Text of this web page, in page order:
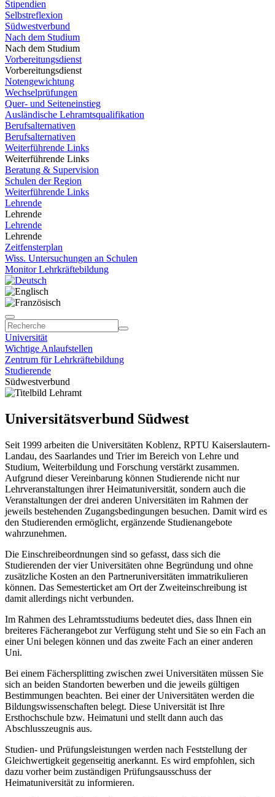
Stipendien
Selbstreflexion
Südwestverbund
Nach dem Studium
Nach dem Studium
Vorbereitungsdienst
Vorbereitungsdienst
Notengewichtung
Wechselprüfungen
Quer- und Seiteneinstieg
Ausländische Lehramtsqualifikation
Berufsalternativen
Berufsalternativen
Weiterführende Links
Weiterführende Links
Beratung & Supervision
Schulen der Region
Weiterführende Links
Lehrende
Lehrende
Lehrende
Lehrende
Zeitfensterplan
Wiss. Untersuchungen an Schulen
Monitor Lehrkräftebildung
Universität
Wichtige Anlaufstellen
Zentrum für Lehrkräftebildung
Studierende
Südwestverbund
Universitätsverbund Südwest
Seit 1999 arbeiten die Universitäten Koblenz, RPTU Kaiserslautern-
Landau, des Saarlandes und Trier im Bereich von Lehre und
Studium, Weiterbildung und Forschung verstärkt zusammen.
Aufgrund dieser Vereinbarung können Studierende nicht nur
Lehrveranstaltungen ihrer Heimatuniversität, sondern auch die
Veranstaltungen der drei anderen Universitäten im Rahmen der
jeweils bestehenden Zugangsbedingungen besuchen. Damit wird es
den Studierenden ermöglicht, ergänzende Studienangebote
wahrzunehmen.
Die Einschreibeordnungen sind so gefasst, dass sich die
Studierenden der vier Universitäten ohne Begründung und ohne
zusätzliche Kosten an den Partneruniversitäten immatrikulieren
können. Das Semesterticket am Ort der Zweiteinschreibung ist
damit allerdings nicht verbunden.
Im Rahmen des Lehramtsstudiums bedeutet dies, dass Ihnen ein
breiteres Fächerangebot zur Verfügung steht und Sie so ein Fach an
einer Uni belegen können und das zweite Fach an einer anderen
Uni.
Bei einem Fächersplitting zwischen zwei Universitäten müssen Sie
sich an beiden Standorten bewerben und die jeweils gültigen
Bestimmungen beachten. Bei einer der Universitäten werden die
Bildungswissenschaften belegt. Diese Universität ist Ihre
Ersthochschule bzw. Heimatuni und stellt dann auch das
Abschlusszeugnis aus.
Studien- und Prüfungsleistungen werden nach Feststellung der
Gleichwertigkeit gegenseitig anerkannt. Es wird empfohlen, sich
dazu vorher beim zuständigen Prüfungsausschuss der
Heimatuniversität zu informieren.